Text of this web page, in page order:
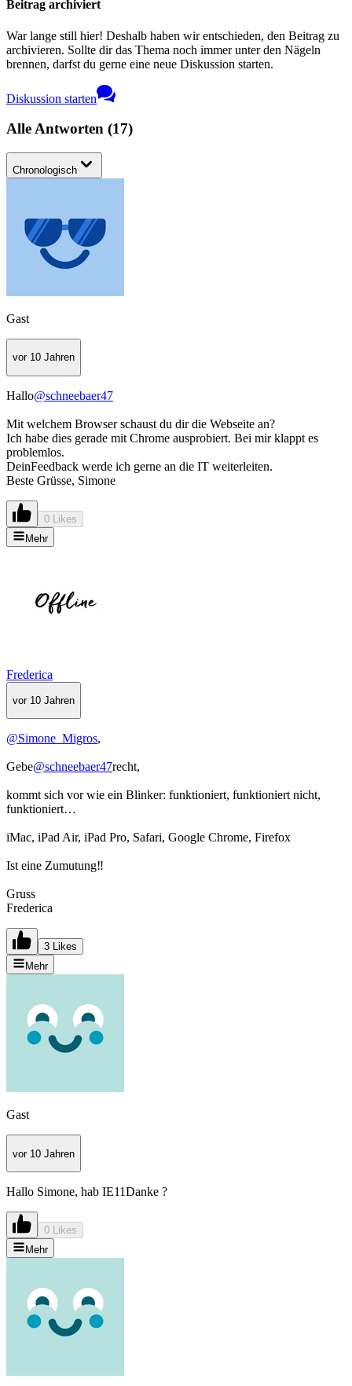
Beitrag archiviert
War lange still hier! Deshalb haben wir entschieden, den Beitrag zu
archivieren. Sollte dir das Thema noch immer unter den Nägeln
brennen, darfst du gerne eine neue Diskussion starten.
Diskussion starten
Alle Antworten (17)
Chronologisch
Gast
vor 10 Jahren
Hallo@schneebaer47
Mit welchem Browser schaust du dir die Webseite an?
Ich habe dies gerade mit Chrome ausprobiert. Bei mir klappt es
problemlos.
DeinFeedback werde ich gerne an die IT weiterleiten.
Beste Grüsse, Simone
0 Likes
Mehr
Frederica
vor 10 Jahren
@Simone_Migros,
Gebe@schneebaer47recht,
kommt sich vor wie ein Blinker: funktioniert, funktioniert nicht,
funktioniert…
iMac, iPad Air, iPad Pro, Safari, Google Chrome, Firefox
Ist eine Zumutung‼️
Gruss
Frederica
3 Likes
Mehr
Gast
vor 10 Jahren
Hallo Simone, hab IE11Danke ?
0 Likes
Mehr